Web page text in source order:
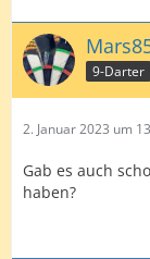
9-Darter
2. Januar 2023 um
Gab es auch
haben?